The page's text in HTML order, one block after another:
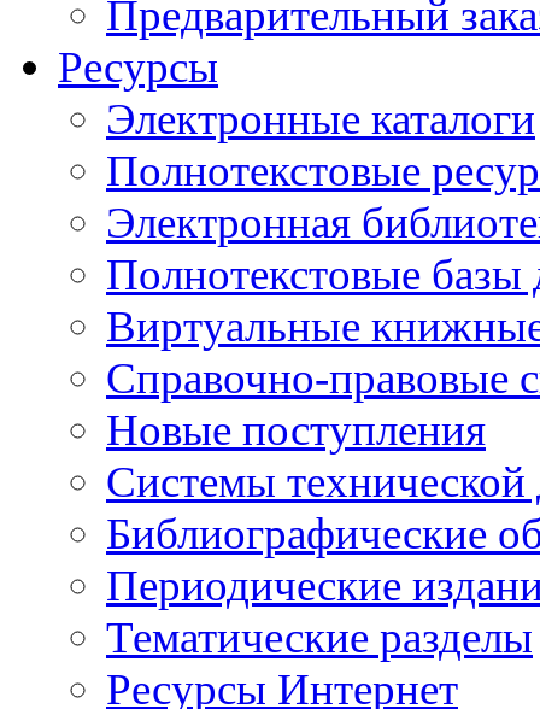
Предварительный
Ресурсы
Электронные каталоги
Полнотекстовые
Электронная
Полнотекстовые
Виртуальные
Справочно-правовые
Новые поступления
Cистемы
Библиографические
Периодические
Тематические разделы
Ресурсы Интернет